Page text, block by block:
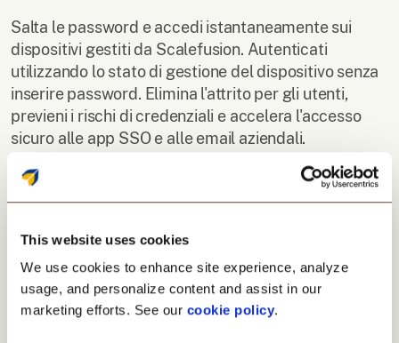
This website uses cookies
We use cookies to enhance site experience, analyze
usage, and personalize content and assist in our
marketing efforts. See our cookie policy.
Salta le password e accedi istantaneamente sui
dispositivi gestiti da Scalefusion. Autenticati
utilizzando lo stato di gestione del dispositivo senza
inserire password. Elimina l'attrito per gli utenti,
previeni i rischi di credenziali e accelera l'accesso
sicuro alle app SSO e alle email aziendali.